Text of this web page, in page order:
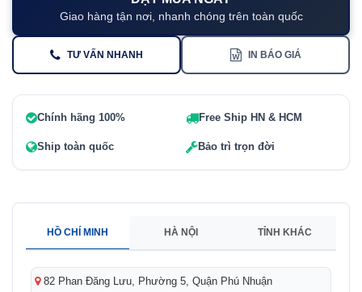
Giao hàng tận nơi, nhanh chóng trên toàn quốc
TƯ VẤN NHANH IN BÁO GIÁ
Chính hãng 100% Free Ship HN & HCM
Ship toàn quốc Bảo trì trọn đời
HỒ CHÍ MINH HÀ NỘI TỈNH KHÁC
82 Phan Đăng Lưu, Phường 5, Quận Phú Nhuận